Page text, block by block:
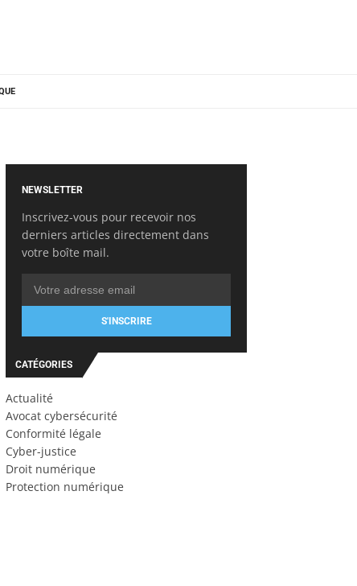
NEWSLETTER
Inscrivez-vous pour recevoir nos
derniers articles directement dans
votre boîte mail.
S'INSCRIRE
CATÉGORIES
Actualité
Avocat cybersécurité
Conformité légale
Cyber-justice
Droit numérique
Protection numérique